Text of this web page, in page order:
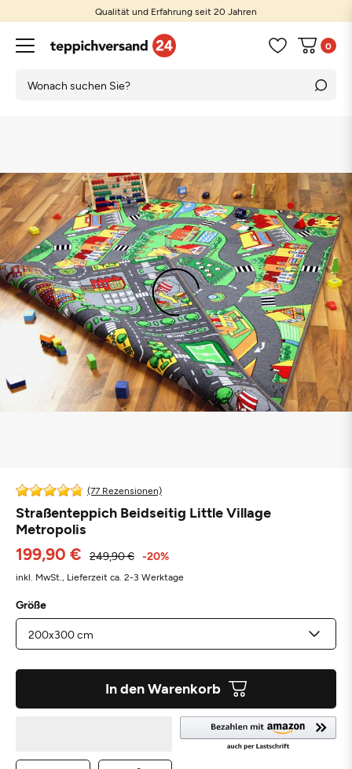
Qualität und Erfahrung seit 20 Jahren
0
(77 Rezensionen)
Straßenteppich Beidseitig Little Village
Metropolis
199,90 € 249,90 € -20%
inkl. MwSt., Lieferzeit ca. 2-3 Werktage
Größe
In den Warenkorb